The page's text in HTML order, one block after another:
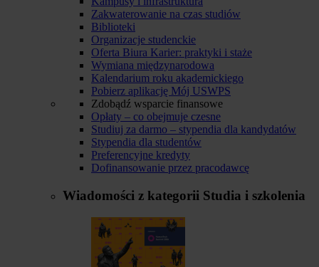
Zakwaterowanie na czas studiów
Biblioteki
Organizacje studenckie
Oferta Biura Karier: praktyki i staże
Wymiana międzynarodowa
Kalendarium roku akademickiego
Pobierz aplikację Mój USWPS
Zdobądź wsparcie finansowe
Opłaty – co obejmuje czesne
Studiuj za darmo – stypendia dla kandydatów
Stypendia dla studentów
Preferencyjne kredyty
Dofinansowanie przez pracodawcę
Wiadomości z kategorii Studia i szkolenia